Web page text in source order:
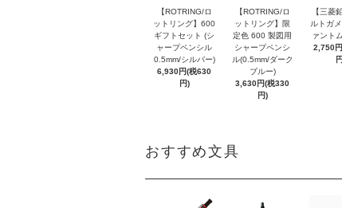
【ROTRING/ロ
ットリング】600
ギフトセット (シ
ャープペンシル
0.5mm/シルバー)
6,930円(税630
円)
【ROTRING/ロ
ットリング】限
定色 600 製図用
シャープペンシ
ル(0.5mm/ダーク
ブルー)
3,630円(税330
円)
【三菱
ルトガ
ァント
2,750
おすすめ文具